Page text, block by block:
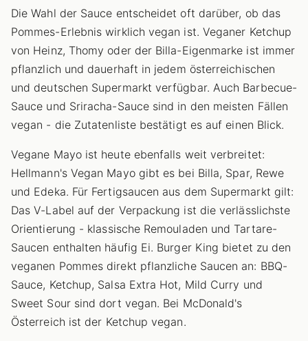
Die Wahl der Sauce entscheidet oft darüber, ob das
Pommes-Erlebnis wirklich vegan ist. Veganer Ketchup
von Heinz, Thomy oder der Billa-Eigenmarke ist immer
pflanzlich und dauerhaft in jedem österreichischen
und deutschen Supermarkt verfügbar. Auch Barbecue-
Sauce und Sriracha-Sauce sind in den meisten Fällen
vegan - die Zutatenliste bestätigt es auf einen Blick.
Vegane Mayo ist heute ebenfalls weit verbreitet:
Hellmann's Vegan Mayo gibt es bei Billa, Spar, Rewe
und Edeka. Für Fertigsaucen aus dem Supermarkt gilt:
Das V-Label auf der Verpackung ist die verlässlichste
Orientierung - klassische Remouladen und Tartare-
Saucen enthalten häufig Ei. Burger King bietet zu den
veganen Pommes direkt pflanzliche Saucen an: BBQ-
Sauce, Ketchup, Salsa Extra Hot, Mild Curry und
Sweet Sour sind dort vegan. Bei McDonald's
Österreich ist der Ketchup vegan.